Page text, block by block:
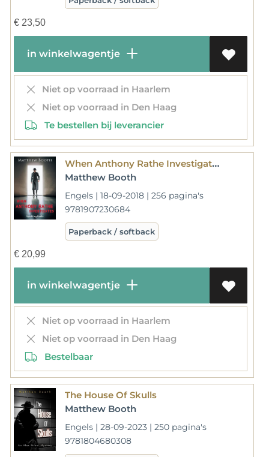
€23,50
in winkelwagentje
Niet op voorraad in Haarlem
Niet op voorraad in Den Haag
Te bestellen bij leverancier
When Anthony Rathe Investigates
Matthew Booth
Engels | 18-09-2018 | 256 pagina's
9781907230684
Paperback / softback
€20,99
in winkelwagentje
Niet op voorraad in Haarlem
Niet op voorraad in Den Haag
Bestelbaar
The House Of Skulls
Matthew Booth
Engels | 28-09-2023 | 250 pagina's
9781804680308